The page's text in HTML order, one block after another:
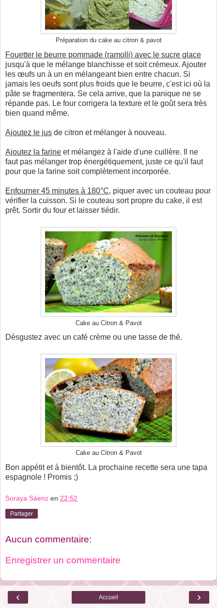
Préparation du cake au citron & pavot
Fouetter le beurre pommade (ramolli) avec le sucre glace
jusqu'à que le mélange blanchisse et soit crémeux. Ajouter
les œufs un à un en mélangeant bien entre chacun. Si
jamais les oeufs sont plus froids que le beurre, c'est ici où la
pâte se fragmentera. Se cela arrive, que la panique ne se
répande pas. Le four corrigera la texture et le goût sera très
bien quand même.
Ajoutez le jus de citron et mélanger à nouveau.
Ajoutez la farine et mélangez à l'aide d'une cuillère. Il ne
faut pas mélanger trop énergétiquement, juste ce qu'il faut
pour que la farine soit complètement incorporée.
Enfourner 45 minutes à 180°C, piquer avec un couteau pour
vérifier la cuisson. Si le couteau sort propre du cake, il est
prêt. Sortir du four et laisser tiédir.
Cake au Citron & Pavot
Désgustez avec un café crème ou une tasse de thé.
Cake au Citron & Pavot
Bon appétit et à bientôt. La prochaine recette sera une tapa
espagnole ! Promis ;)
Soraya Sáenz en 22:52
Partager
Aucun commentaire:
Enregistrer un commentaire
‹ ›
Accueil